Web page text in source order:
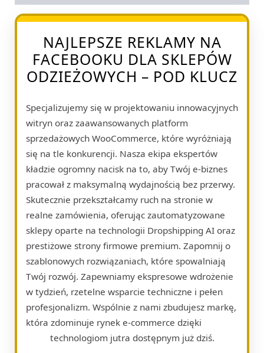
NAJLEPSZE REKLAMY NA
FACEBOOKU DLA SKLEPÓW
ODZIEŻOWYCH – POD KLUCZ
Specjalizujemy się w projektowaniu innowacyjnych
witryn oraz zaawansowanych platform
sprzedażowych WooCommerce, które wyróżniają
się na tle konkurencji. Nasza ekipa ekspertów
kładzie ogromny nacisk na to, aby Twój e-biznes
pracował z maksymalną wydajnością bez przerwy.
Skutecznie przekształcamy ruch na stronie w
realne zamówienia, oferując zautomatyzowane
sklepy oparte na technologii Dropshipping AI oraz
prestiżowe strony firmowe premium. Zapomnij o
szablonowych rozwiązaniach, które spowalniają
Twój rozwój. Zapewniamy ekspresowe wdrożenie
w tydzień, rzetelne wsparcie techniczne i pełen
profesjonalizm. Wspólnie z nami zbudujesz markę,
która zdominuje rynek e-commerce dzięki
technologiom jutra dostępnym już dziś.